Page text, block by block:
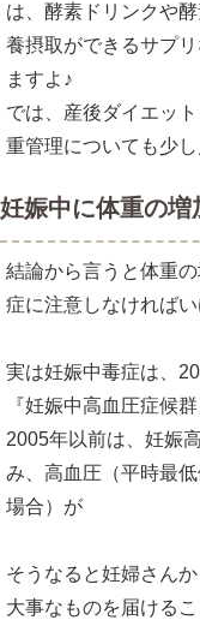
は、酵素ドリンクや
養摂取ができるサプ
ますよ♪
では、産後ダイエッ
重管理についても少し
妊娠中に体重の
結論から言うと体重
症に注意しなければい
実は妊娠中毒症は、
『妊娠中高血圧症候
2005年以前は、妊娠
み、高血圧（平時最
場合）が
そうなると妊婦さん
大事なものを届ける